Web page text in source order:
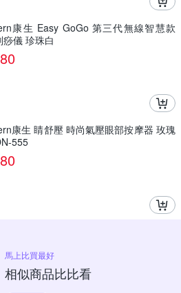
康生 Easy GoGo 第三代無線智慧款
痧儀 珍珠白
康生 睛舒壓 時尚氣壓眼部按摩器 玫瑰
555
馬上比買最好
相似商品比比看